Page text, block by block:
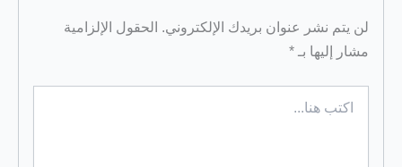
لن يتم نشر عنوان بريدك الإلكتروني. الحقول الإلزامية
مشار إليها بـ*
هنا...